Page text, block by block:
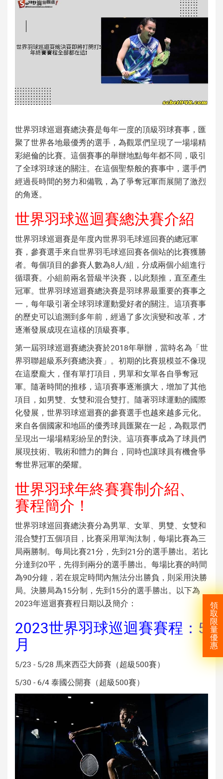
領
取
限
量
優
惠
世界羽球巡迴賽總決賽是每年一度的頂級羽球賽事，匯
聚了世界各地最優秀的選手，為觀眾們呈現了一場場精
彩絕倫的比賽。這個賽事的舉辦地點每年都不同，吸引
了全球羽球迷的關注。在這個聖祭般的賽事中，選手們
經過長時間的努力和備戰，為了爭奪冠軍而展開了激烈
的角逐。
世界羽球巡迴賽總決賽介紹
世界羽球巡迴賽是年度內世界羽毛球巡回賽的總冠軍
賽，參賽選手來自世界羽毛球巡回賽各個站的比賽獲勝
者。每個項目的參賽人數為8人/組，分成兩個小組進行
循環賽。小組前兩名晉級半決賽，以此類推，直至產生
冠軍。世界羽球巡迴賽總決賽是羽球界最重要的賽事之
一，每年吸引著全球羽球運動愛好者的關注。這項賽事
的歷史可以追溯到多年前，經過了多次演變和改革，才
逐漸發展成現在這樣的頂級賽事。
第一屆羽球巡迴賽總決賽於2018年舉辦，當時名為「世
界羽聯超級系列賽總決賽」。初期的比賽規模並不像現
在這麼龐大，僅有單打項目，男單和女單各自爭奪冠
軍。隨著時間的推移，這項賽事逐漸擴大，增加了其他
項目，如男雙、女雙和混合雙打。隨著羽球運動的國際
化發展，世界羽球巡迴賽的參賽選手也越來越多元化。
來自各個國家和地區的優秀球員匯聚在一起，為觀眾們
呈現出一場場精彩紛呈的對決。這項賽事成為了球員們
展現技術、戰術和體力的舞台，同時也讓球員有機會爭
奪世界冠軍的榮耀。
世界羽球年終賽賽制介紹、
賽程簡介！
世界羽球巡回賽總決賽分為男單、女單、男雙、女雙和
混合雙打五個項目，比賽采用單淘汰制，每場比賽為三
局兩勝制。每局比賽21分，先到21分的選手勝出。若比
分達到20平，先得到兩分的選手勝出。每場比賽的時間
為90分鐘，若在規定時間內無法分出勝負，則采用決勝
局。決勝局為15分制，先到15分的選手勝出。以下為
2023年巡迴賽賽程日期以及簡介：
2023世界羽球巡迴賽賽程：5
月
5/23 - 5/28 馬來西亞大師賽（超級500賽）
5/30 - 6/4 泰國公開賽（超級500賽）